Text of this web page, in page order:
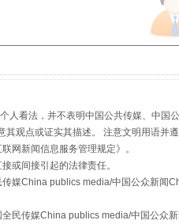
生物安全
人看法，并不表明中国公共传媒、中
观点或证实其描述。 注意文明用语并遵
联网新闻信息服务管理规定》。
或间接引起的法律责任。
媒China publics media/中国公众新
民传媒China publics media/中国公